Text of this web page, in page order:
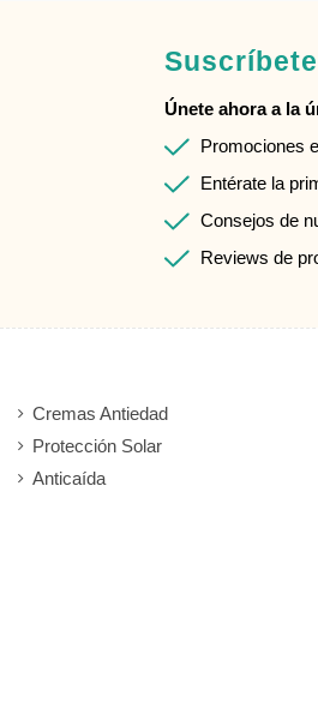
Únete ahora a la
Promociones
Entérate la
Consejos de
Reviews de
Cremas Antiedad
Protección Solar
Anticaída